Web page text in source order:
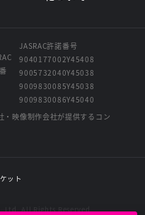
JASRAC許諾番号
9040177002Y45408
9005732040Y45038
9009830085Y45038
9009830086Y45040
・映像制作会社が提供するコン